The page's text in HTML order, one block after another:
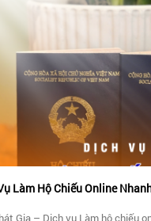
Làm Hộ Chiếu Online
Gia – Dịch vụ Làm hộ chiếu